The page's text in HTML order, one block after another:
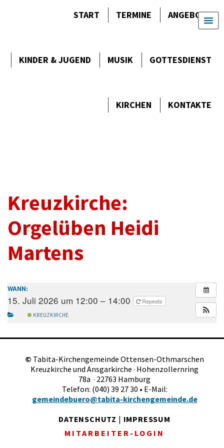
START TERMINE ANGEBOTE
KINDER & JUGEND MUSIK GOTTES­DIENST
KIRCHEN KONTAKTE
Kreuzkirche:
Orgelüben Heidi
Martens
WANN:
15. Juli 2026 um 12:00 – 14:00 Repeats
KREUZKIRCHE
© Tabita-Kirchengemeinde Ottensen-Othmarschen
Kreuzkirche und Ansgarkirche · Hohenzollernring
78a · 22763 Hamburg
Telefon: (040) 39 27 30 • E-Mail:
gemeindebuero@tabita-kirchengemeinde.de
DATENSCHUTZ | IMPRESSUM
MITARBEITER-LOGIN